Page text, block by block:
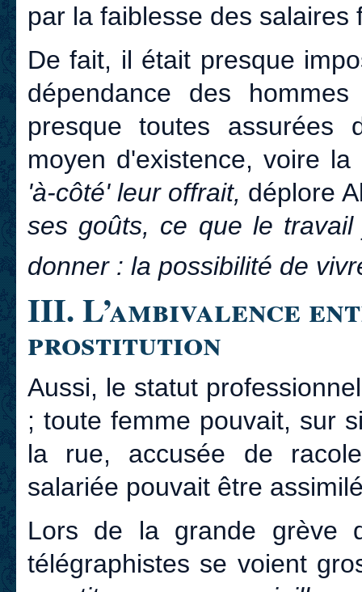
par la faiblesse des salaires
De fait, il était presque
dépendance des
presque toutes
moyen d'existence, voire
'à-côté' leur offrait, déplore
ses goûts, ce que le
donner : la possibilité de
III. L’ambivalence
prostitution
Aussi, le statut
; toute femme pouvait, sur
la rue, accusée de
salariée pouvait être
Lors de la grande grève
télégraphistes se voient